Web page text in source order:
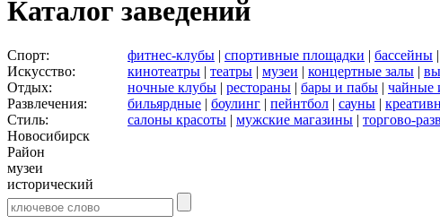
Каталог заведений
Спорт: фитнес-клубы | спортивные площадки | бассейны |
Искусство:
кинотеатры | театры | музеи | концертные залы |
Отдых:
ночные клубы | рестораны | бары и пабы | чайные
Развлечения:
бильярдные | боулинг | пейнтбол | сауны |
Стиль:
салоны красоты | мужские магазины | торгово-
Новосибирск
Район
музеи
исторический